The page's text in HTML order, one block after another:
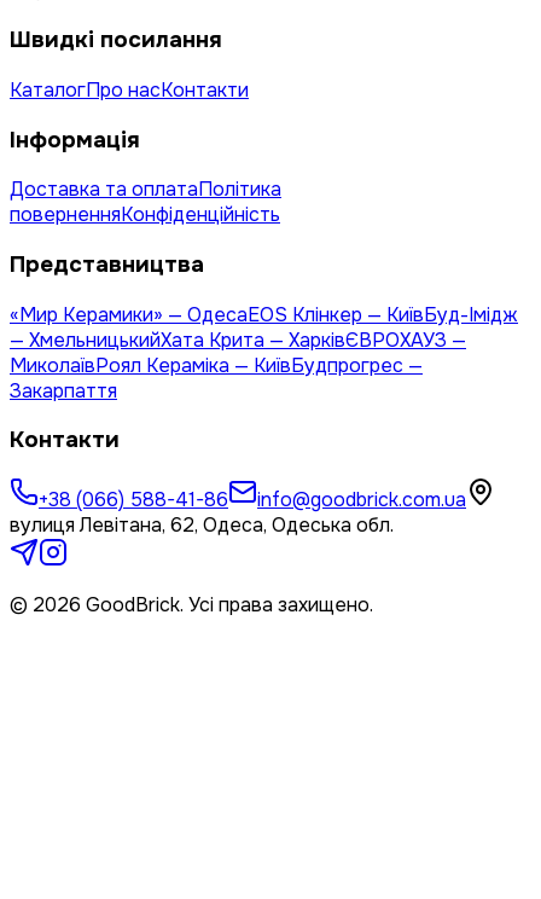
Швидкі посилання
КаталогПро насКонтакти
Інформація
Доставка та оплатаПолітика
поверненняКонфіденційність
Представництва
«Мир Керамики» — ОдесаEOS Клінкер — КиївБуд-Імідж
— ХмельницькийХата Крита — ХарківЄВРОХАУЗ —
МиколаївРоял Кераміка — КиївБудпрогрес —
Закарпаття
Контакти
+38 (066) 588-41-86
info@goodbrick.com.ua
вулиця Левітана, 62, Одеса, Одеська обл.
© 2026 GoodBrick. Усі права захищено.